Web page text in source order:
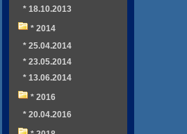
* 18.10.2013
* 2014
* 25.04.2014
* 23.05.2014
* 13.06.2014
* 2016
* 20.04.2016